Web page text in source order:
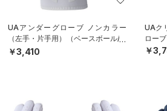
UAアンダーグローブ ノンカラー
（左手・片手用）（ベースボール/M
EN）
￥3,410
UAク
ロー
￥